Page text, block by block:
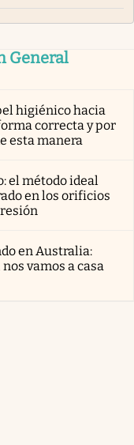
General
higiénico hacia
correcta y por
esta manera
el método ideal
en los orificios
en Australia:
vamos a casa